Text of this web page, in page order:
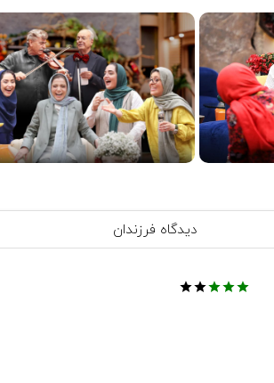
حدیث میرامینی، مهسا طهماسبی)
دیدگاه فرزندان